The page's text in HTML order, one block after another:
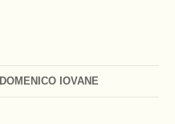
DOMENICO IOVANE